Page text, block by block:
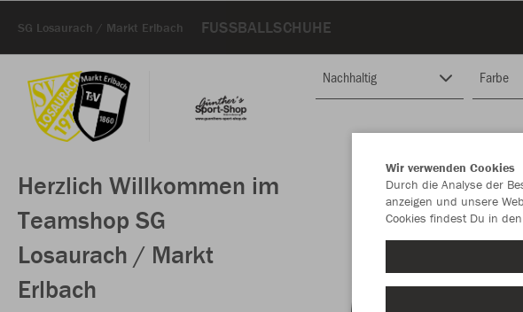
SG Losaurach / Markt Erlbach FUSSBALLSCHUHE
Herzlich Willkommen im
Teamshop SG
Losaurach / Markt
Erlbach
Nachhaltig Farbe
Wir verwenden Cookies
Durch die Analyse der
anzeigen und unsere
Cookies findest Du in